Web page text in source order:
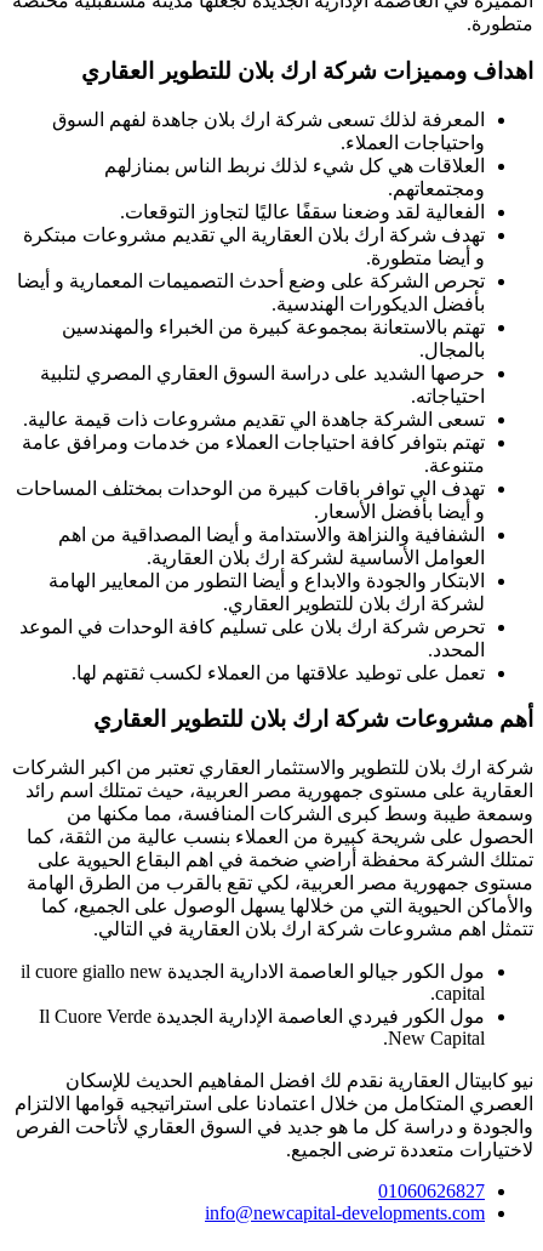
متطورة.
اهداف ومميزات شركة ارك بلان للتطوير العقاري
المعرفة لذلك تسعى شركة ارك بلان جاهدة لفهم السوق
واحتياجات العملاء.
العلاقات هي كل شيء لذلك نربط الناس بمنازلهم
ومجتمعاتهم.
الفعالية لقد وضعنا سقفًا عاليًا لتجاوز التوقعات.
تهدف شركة ارك بلان العقارية الي تقديم مشروعات مبتكرة
و أيضا متطورة.
تحرص الشركة على وضع أحدث التصميمات المعمارية و أيضا
بأفضل الديكورات الهندسية.
تهتم بالاستعانة بمجموعة كبيرة من الخبراء والمهندسين
بالمجال.
حرصها الشديد على دراسة السوق العقاري المصري لتلبية
احتياجاته.
تسعى الشركة جاهدة الي تقديم مشروعات ذات قيمة عالية.
تهتم بتوافر كافة احتياجات العملاء من خدمات ومرافق عامة
متنوعة.
تهدف الي توافر باقات كبيرة من الوحدات بمختلف المساحات
و أيضا بأفضل الأسعار.
الشفافية والنزاهة والاستدامة و أيضا المصداقية من اهم
العوامل الأساسية لشركة ارك بلان العقارية.
الابتكار والجودة والابداع و أيضا التطور من المعايير الهامة
لشركة ارك بلان للتطوير العقاري.
تحرص شركة ارك بلان على تسليم كافة الوحدات في الموعد
المحدد.
تعمل على توطيد علاقتها من العملاء لكسب ثقتهم لها.
أهم مشروعات شركة ارك بلان للتطوير العقاري
شركة ارك بلان للتطوير والاستثمار العقاري تعتبر من اكبر الشركات
العقارية على مستوى جمهورية مصر العربية، حيث تمتلك اسم رائد
وسمعة طيبة وسط كبرى الشركات المنافسة، مما مكنها من
الحصول على شريحة كبيرة من العملاء بنسب عالية من الثقة، كما
تمتلك الشركة محفظة أراضي ضخمة في اهم البقاع الحيوية على
مستوى جمهورية مصر العربية، لكي تقع بالقرب من الطرق الهامة
والأماكن الحيوية التي من خلالها يسهل الوصول على الجميع، كما
تتمثل اهم مشروعات شركة ارك بلان العقارية في التالي.
مول الكور جيالو العاصمة الادارية الجديدة il cuore giallo new
capital.
مول الكور فيردي العاصمة الإدارية الجديدة Il Cuore Verde
New Capital.
نيو كابيتال العقارية نقدم لك افضل المفاهيم الحديث للإسكان
العصري المتكامل من خلال اعتمادنا على استراتيجيه قوامها الالتزام
والجودة و دراسة كل ما هو جديد في السوق العقاري لأتاحت الفرص
لاختيارات متعددة ترضى الجميع.
01060626827
info@newcapital-developments.com